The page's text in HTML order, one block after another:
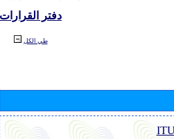
دفتر القرارات
طي الكل